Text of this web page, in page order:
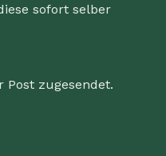
sofort selber
Post zugesendet.